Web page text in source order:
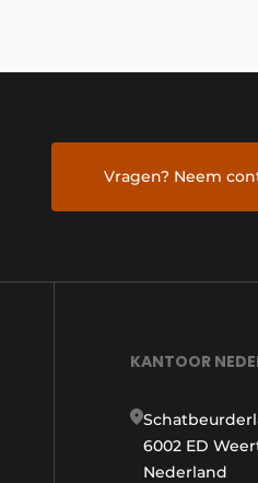
Vragen? Neem
KANTOOR
6002 ED
Nederland